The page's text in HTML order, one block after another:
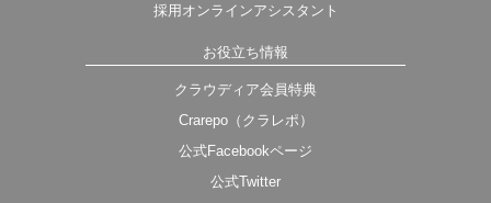
採用オンラインアシスタント
お役立ち情報
クラウディア会員特典
Crarepo（クラレポ）
公式Facebookページ
公式Twitter